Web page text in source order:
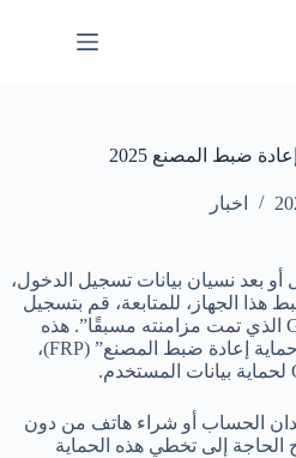
ضبط المصنع 2025
اخبار
بعد نسيان بيانات تسجيل الدخول،
الجهاز، للمتابعة، قم بتسجيل
الدخول باستخدام حساب Google الذي تمت مزامنته مسبقًا”. هذه
الرسالة تشير إلى تفعيل ميزة “حماية إعادة ضبط المصنع” (FRP)،
الحساب أو شراء هاتف من دون
إلى تخطي هذه الحماية